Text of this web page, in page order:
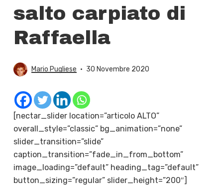
salto carpiato di
Raffaella
Mario Pugliese 30 Novembre 2020
[nectar_slider location=”articolo ALTO”
overall_style=”classic” bg_animation=”none”
slider_transition=”slide”
caption_transition=”fade_in_from_bottom”
image_loading=”default” heading_tag=”default”
button_sizing=”regular” slider_height=”200″]